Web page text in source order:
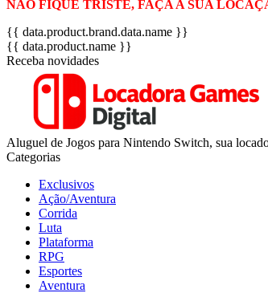
NÃO FIQUE TRISTE, FAÇA A SUA
{{ data.product.brand.data.name }}
{{ data.product.name }}
Receba novidades
Aluguel de Jogos para Nintendo Switch, sua
Categorias
Exclusivos
Ação/Aventura
Corrida
Luta
Plataforma
RPG
Esportes
Aventura